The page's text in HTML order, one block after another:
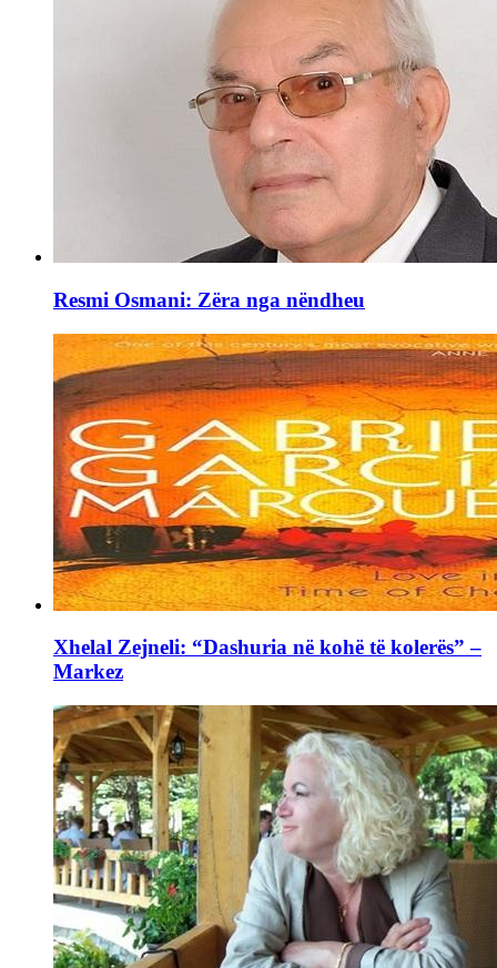
Resmi Osmani: Zëra nga nëndheu
Xhelal Zejneli: “Dashuria në kohë të kolerës” –
Markez